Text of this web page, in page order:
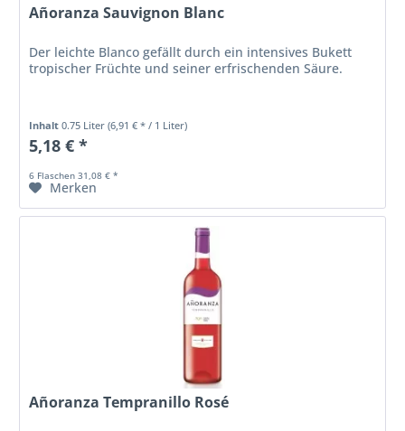
Añoranza Sauvignon Blanc
Der leichte Blanco gefällt durch ein intensives Bukett
tropischer Früchte und seiner erfrischenden Säure.
Inhalt0.75 Liter(6,91 € * / 1 Liter)
5,18 € *
6 Flaschen 31,08 € *
Merken
Añoranza Tempranillo Rosé